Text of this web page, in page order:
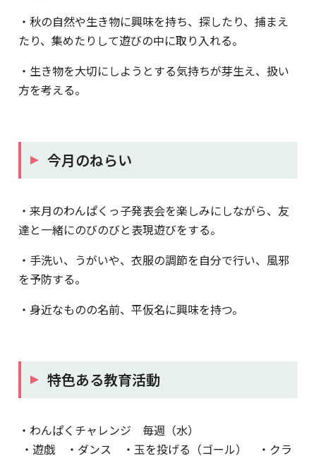
・秋の自然や生き物に興味を持ち、探したり、捕まえ
たり、集めたりして遊びの中に取り入れる。
・生き物を大切にしようとする気持ちが芽生え、扱い
方を考える。
今月のねらい
・来月のわんぱくっ子発表会を楽しみにしながら、友
達と一緒にのびのびと表現遊びをする。
・手洗い、うがいや、衣服の調節を自分で行い、風邪
を予防する。
・身近なものの名前、平仮名に興味を持つ。
特色ある教育活動
・わんぱくチャレンジ 毎週（水）
・遊戯 ・ダンス ・玉を投げる（ゴール） ・クラ